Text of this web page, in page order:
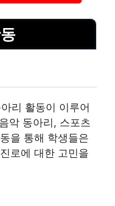
리 활동이 이루어
악 동아리, 스포츠
을 통해 학생들은
로에 대한 고민을